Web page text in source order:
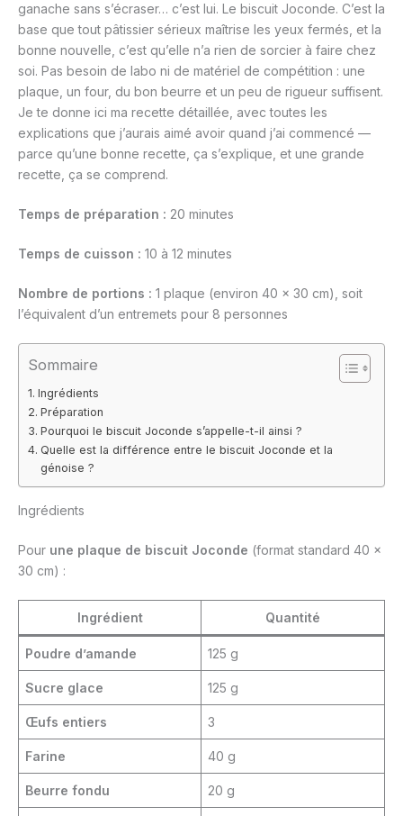
ganache sans s’écraser… c’est lui. Le biscuit Joconde. C’est la
base que tout pâtissier sérieux maîtrise les yeux fermés, et la
bonne nouvelle, c’est qu’elle n’a rien de sorcier à faire chez
soi. Pas besoin de labo ni de matériel de compétition : une
plaque, un four, du bon beurre et un peu de rigueur suffisent.
Je te donne ici ma recette détaillée, avec toutes les
explications que j’aurais aimé avoir quand j’ai commencé —
parce qu’une bonne recette, ça s’explique, et une grande
recette, ça se comprend.
Temps de préparation : 20 minutes
Temps de cuisson : 10 à 12 minutes
Nombre de portions : 1 plaque (environ 40 × 30 cm), soit
l’équivalent d’un entremets pour 8 personnes
Sommaire
Ingrédients
Préparation
Pourquoi le biscuit Joconde s’appelle-t-il ainsi ?
Quelle est la différence entre le biscuit Joconde et la
génoise ?
Ingrédients
Pour une plaque de biscuit Joconde (format standard 40 ×
30 cm) :
Ingrédient Quantité
Poudre d’amande 125 g
Sucre glace 125 g
Œufs entiers 3
Farine 40 g
Beurre fondu 20 g